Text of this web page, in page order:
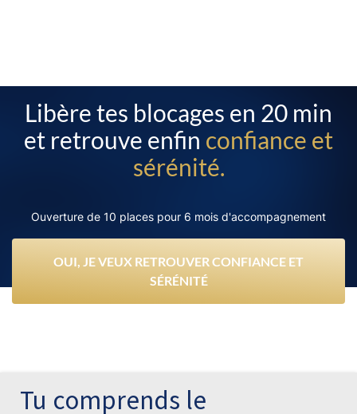
Libère tes blocages en 20 min
et retrouve enfin confiance et
sérénité.
Ouverture de 10 places pour 6 mois d'accompagnement
OUI, JE VEUX RETROUVER CONFIANCE ET
SÉRÉNITÉ
Tu comprends le